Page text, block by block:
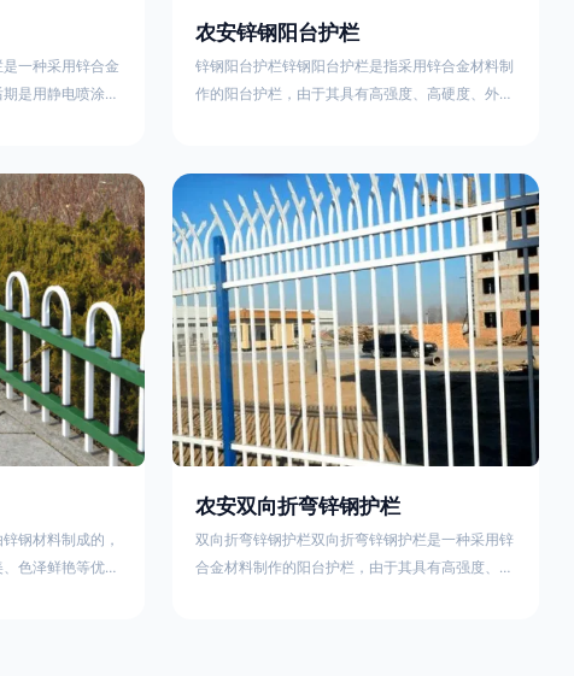
一种采用锌合金
是用静电喷涂处
是一家专
锌钢护栏特点如
大气；2坚固耐
样化满足各种不
的使用方法
农安锌钢阳台护栏
锌钢阳台护栏锌钢阳台护栏是指采用锌合金材料制
作的阳台护栏，由于其具有高强度、高硬度、外观
栏锌钢百叶窗锌钢防盗窗锌钢防护栏锌钢配件组合
锌钢组装护栏组装防盗窗组装防护栏组装锌合金组
装。传统的阳台护栏使用铁条材料，需要借助电焊
等工艺技术，而且质地较软、容易生锈、色彩单
一。锌钢阳台护栏的安装方法因情况而异，但是一
般采
钢材料制成的，
色泽鲜艳等优
农安双向折弯锌钢护栏
双向折弯锌钢护栏双向折弯锌钢护栏是一种采用锌
合金材料制作的阳台护栏，由于其具有高强度、高